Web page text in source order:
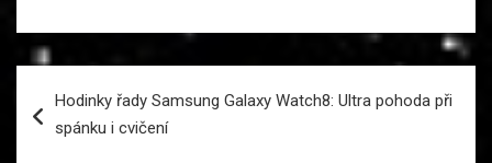
proHodinky řady Samsung Galaxy Watch8: Ultra pohoda při
spánku i cvičení